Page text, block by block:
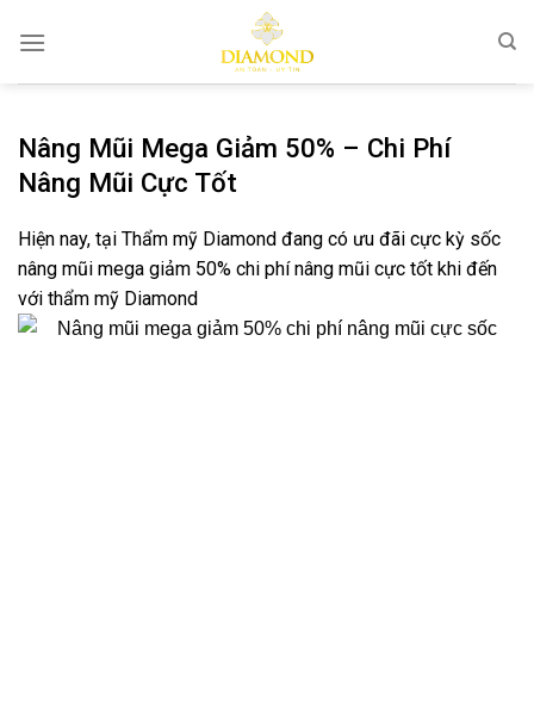
qua
Nâng Mũi Mega Giảm 50% – Chi Phí
Nâng Mũi Cực Tốt
Hiện nay, tại Thẩm mỹ Diamond đang có ưu đãi cực kỳ sốc
nâng mũi mega giảm 50% chi phí nâng mũi cực tốt khi đến
với thẩm mỹ Diamond